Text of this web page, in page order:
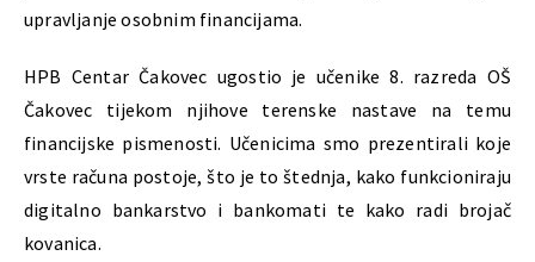
upravljanje osobnim financijama.
HPB Centar Čakovec ugostio je učenike 8. razreda OŠ
Čakovec tijekom njihove terenske nastave na temu
financijske pismenosti. Učenicima smo prezentirali koje
vrste računa postoje, što je to štednja, kako funkcioniraju
digitalno bankarstvo i bankomati te kako radi brojač
kovanica.